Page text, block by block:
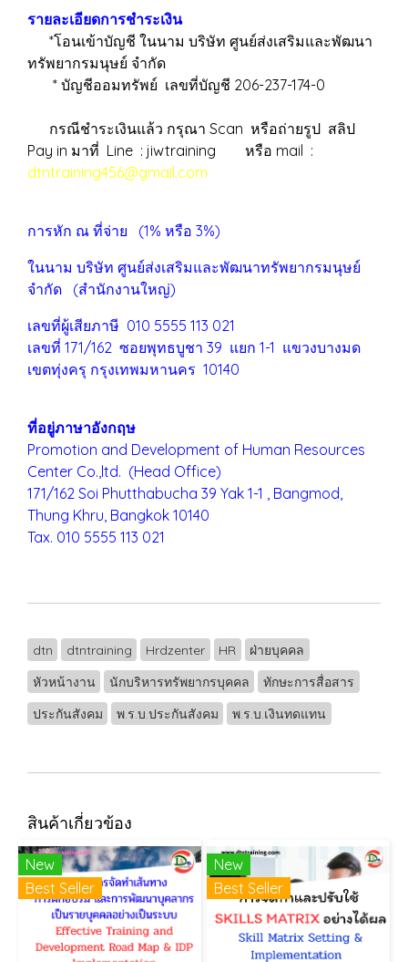
รายละเอียดการชำระเงิน
*โอนเข้าบัญชี ในนาม บริษัท ศูนย์ส่งเสริมและพัฒนา
ทรัพยากรมนุษย์ จำกัด
* บัญชีออมทรัพย์ เลขที่บัญชี 206-237-174-0
กรณีชำระเงินแล้ว กรุณา Scan หรือถ่ายรูป สลิป
Pay in มาที่ Line : jiwtraining หรือ mail :
dtntraining456@gmail.com
การหัก ณ ที่จ่าย (1% หรือ 3%)
ในนาม บริษัท ศูนย์ส่งเสริมและพัฒนาทรัพยากรมนุษย์
จำกัด (สำนักงานใหญ่)
เลขที่ผู้เสียภาษี 010 5555 113 021
เลขที่ 171/162 ซอยพุทธบูชา 39 แยก 1-1 แขวงบางมด
เขตทุ่งครุ กรุงเทพมหานคร 10140
ที่อยู่ภาษาอังกฤษ
Promotion and Development of Human Resources
Center Co.,ltd. (Head Office)
171/162 Soi Phutthabucha 39 Yak 1-1 , Bangmod,
Thung Khru, Bangkok 10140
Tax. 010 5555 113 021
dtn dtntraining Hrdzenter HR
ฝ่ายบุคคล
หัวหน้างาน
นักบริหารทรัพยากรบุคคล
ทักษะการสื่อสาร
ประกันสังคม
พ.ร.บ.ประกันสังคม พ.ร.บ.เงินทดแทน
สินค้าเกี่ยวข้อง
New
Best Seller
New
Best Seller